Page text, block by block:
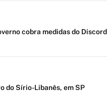
cobra medidas do Discord
do Sírio-Libanês, em SP